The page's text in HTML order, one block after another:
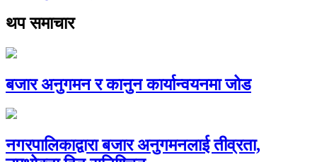
थप समाचार
बजार अनुगमन र कानुन कार्यान्वयनमा जोड
नगरपालिकाद्वारा बजार अनुगमनलाई तीव्रता,